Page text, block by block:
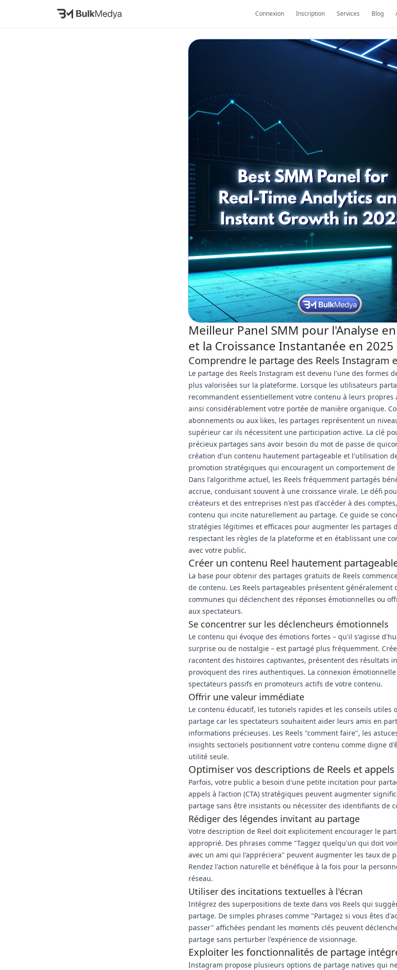
Connexion Inscription Services Blog
Meilleur Panel SMM pour l'Analyse
et la Croissance Instantanée en 2025
Comprendre le partage des Reels Instagram
Le partage des Reels Instagram est devenu l'une des formes
plus valorisées sur la plateforme. Lorsque les utilisateurs
recommandent essentiellement votre contenu à leurs propres
ainsi considérablement votre portée de manière organique.
abonnements ou aux likes, les partages représentent un
supérieur car ils nécessitent une participation active. La clé
précieux partages sans avoir besoin du mot de passe de
création d'un contenu hautement partageable et l'utilisation
promotion stratégiques qui encouragent un comportement
Dans l'algorithme actuel, les Reels fréquemment partagés
accrue, conduisant souvent à une croissance virale. Le défi
créateurs et des entreprises n'est pas d'accéder à des
contenu qui incite naturellement au partage. Ce guide se
stratégies légitimes et efficaces pour augmenter les partages
respectant les règles de la plateforme et en établissant une
avec votre public.
Créer un contenu Reel hautement
La base pour obtenir des partages gratuits de Reels
de contenu. Les Reels partageables présentent généralement
communes qui déclenchent des réponses émotionnelles ou
aux spectateurs.
Se concentrer sur les déclencheurs émotionnels
Le contenu qui évoque des émotions fortes – qu'il s'agisse
surprise ou de nostalgie – est partagé plus fréquemment.
racontent des histoires captivantes, présentent des résultats
provoquent des rires authentiques. La connexion
spectateurs passifs en promoteurs actifs de votre contenu.
Offrir une valeur immédiate
Le contenu éducatif, les tutoriels rapides et les conseils utiles
partage car les spectateurs souhaitent aider leurs amis en
informations précieuses. Les Reels "comment faire", les
insights sectoriels positionnent votre contenu comme digne
utilité seule.
Optimiser vos descriptions de Reels et
Parfois, votre public a besoin d'une petite incitation pour
appels à l'action (CTA) stratégiques peuvent augmenter
partage sans être insistants ou nécessiter des identifiants de
Rédiger des légendes invitant au partage
Votre description de Reel doit explicitement encourager le
approprié. Des phrases comme "Taggez quelqu'un qui doit
avec un ami qui l'appréciera" peuvent augmenter les taux de
Rendez l'action naturelle et bénéfique à la fois pour la
réseau.
Utiliser des incitations textuelles à l'écran
Intégrez des superpositions de texte dans vos Reels qui
partage. De simples phrases comme "Partagez si vous êtes
passer" affichées pendant les moments clés peuvent
partage sans perturber l'expérience de visionnage.
Exploiter les fonctionnalités de partage
Instagram propose plusieurs options de partage natives qui